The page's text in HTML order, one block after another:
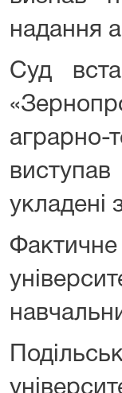
надання
Суд
аграрно-
укладені